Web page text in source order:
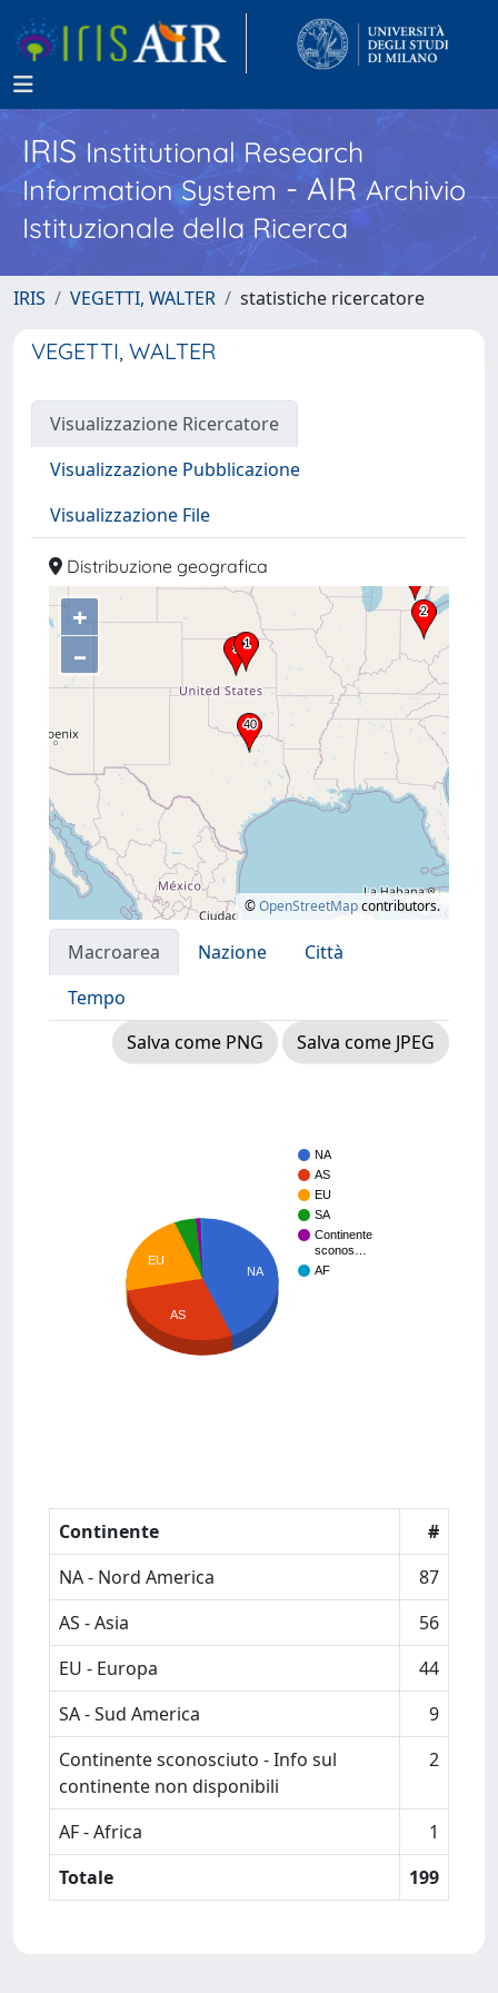
IRISInstitutional Research
Information System - AIR Archivio
Istituzionale della Ricerca
IRIS VEGETTI, WALTER statistiche ricercatore
VEGETTI, WALTER
Visualizzazione Ricercatore
Visualizzazione Pubblicazione
Visualizzazione File
Distribuzione geografica
+
–
©OpenStreetMapcontributors.
Macroarea Nazione
Città
Tempo
Salva come PNG
Salva come JPEG
NA
AS
EU
SA
Continente
sconos…
AF
NA
EU
AS
Continente
#
NA - Nord America
87
AS - Asia
56
EU - Europa
44
SA - Sud America
9
Continente sconosciuto - Info sul
continente non disponibili
2
AF - Africa
1
Totale
199